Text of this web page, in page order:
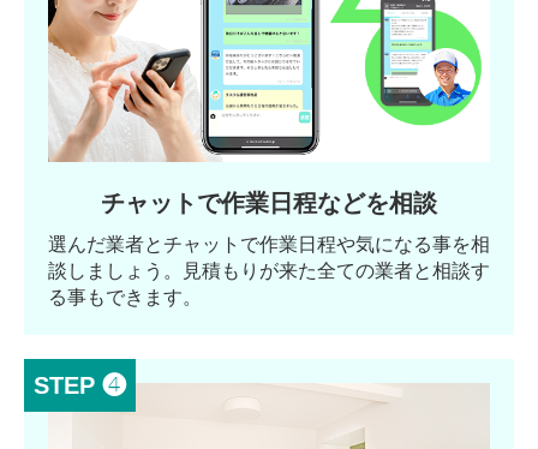
チャットで作業日程などを相談
選んだ業者とチャットで作業日程や気になる事を相
談しましょう。見積もりが来た全ての業者と相談す
る事もできます。
STEP ❹